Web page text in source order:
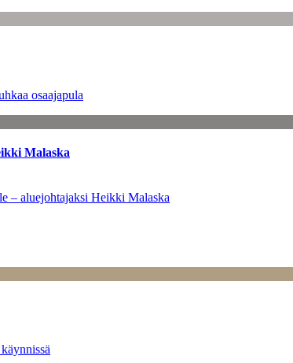
osaajapula
Malaska
– aluejohtajaksi Heikki Malaska